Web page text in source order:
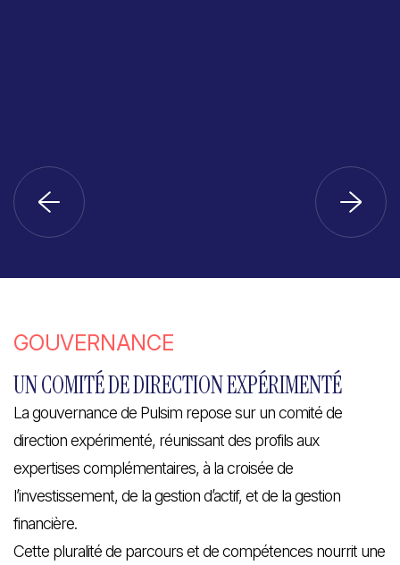
GOUVERNANCE
UN COMITÉ DE DIRECTION EXPÉRIMENTÉ
La gouvernance de Pulsim repose sur un comité de
direction expérimenté, réunissant des profils aux
expertises complémentaires, à la croisée de
l’investissement, de la gestion d’actif, et de la gestion
financière.
Cette pluralité de parcours et de compétences nourrit une